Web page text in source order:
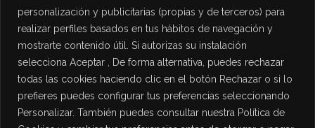
personalización y publicitarias (propias y de terceros) para
realizar perfiles basados en tus hábitos de navegación y
mostrarte contenido útil. Si autorizas su instalación
selecciona Aceptar , De forma alternativa, puedes rechazar
todas las cookies haciendo clic en el botón Rechazar o si lo
prefieres puedes configurar tus preferencias seleccionando
Personalizar. También puedes consultar nuestra Política de
PROTECCIÓN DE DATOS
Política de Privacidad
Política de Cookies
Aviso Legal